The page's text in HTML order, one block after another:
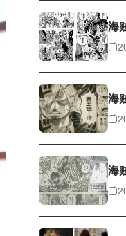
海
海
海